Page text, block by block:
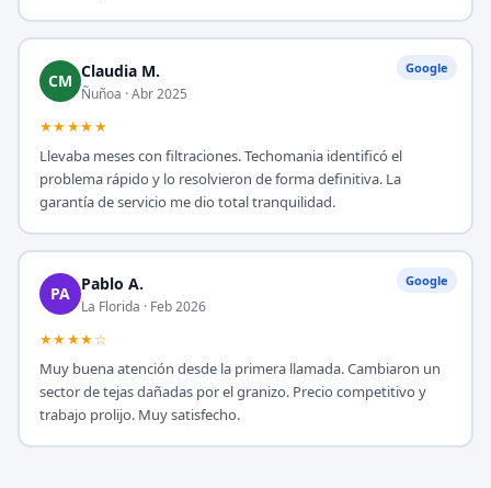
Google
CM Claudia M.
Ñuñoa · Abr 2025
★★★★★
Llevaba meses con filtraciones. Techomania identificó el
problema rápido y lo resolvieron de forma definitiva. La
garantía de servicio me dio total tranquilidad.
Google
PA Pablo A.
La Florida · Feb 2026
★★★★☆
Muy buena atención desde la primera llamada. Cambiaron un
sector de tejas dañadas por el granizo. Precio competitivo y
trabajo prolijo. Muy satisfecho.